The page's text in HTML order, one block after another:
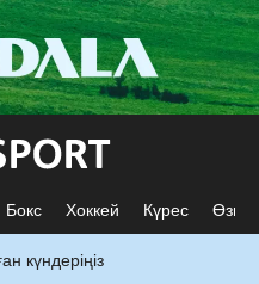
Бокс Хоккей Күрес Өзге
күндеріңіз